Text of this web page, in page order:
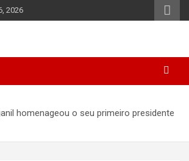
2026
homenageou o seu primeiro presidente